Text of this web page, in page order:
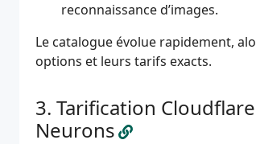
reconnaissance d’images.
Le catalogue évolue rapidement,
options et leurs tarifs exacts.
Tarification
Neurons